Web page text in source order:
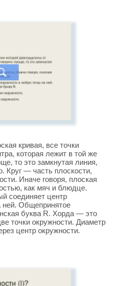
кривая, все точки
которая лежит в той же
то это замкнутая линия,
Круг — часть плоскости,
Иначе говоря, плоская
как мяч и блюдце.
соединяет центр
ней. Общепринятое
буква R. Хорда — это
точки окружности. Диаметр
центр окружности.